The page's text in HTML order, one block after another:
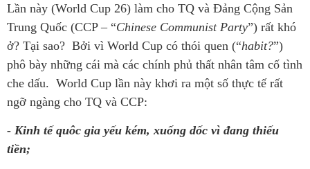
Lần này (World Cup 26) làm cho TQ và Đảng Cộng Sản
Trung Quốc (CCP – “Chinese Communist Party”) rất khó
ở? Tại sao? Bởi vì World Cup có thói quen (“habit?”)
phô bày những cái mà các chính phủ thất nhân tâm cố tình
che dấu. World Cup lần này khơi ra một số thực tế rất
ngỡ ngàng cho TQ và CCP:
- Kinh tế quôc gia yếu kém, xuống dốc vì đang thiếu
tiền;